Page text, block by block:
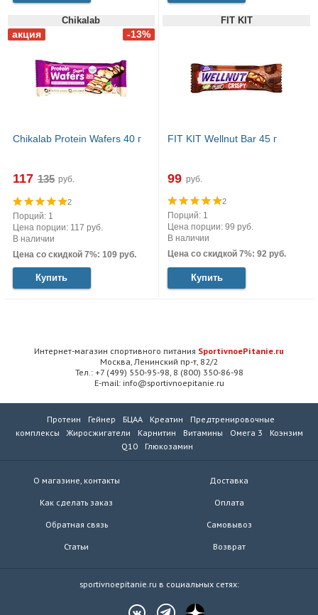
Chikalab
Chikalab Protein Wafers 40 г
117 руб.
2
Порций: 1
Цена порции: 117 руб.
В наличии
Цена со скидкой 7%: 109 руб.
Купить
FIT KIT
FIT KIT Wellnut Bar 45 г
99 руб.
2
Порций: 1
Цена порции: 99 руб.
В наличии
Цена со скидкой 7%: 92 руб.
Купить
Интернет-магазин спортивного питания SportivnoePitanie.ru
Москва, Ленинский пр-т, 82/2
Тел.: +7 (499) 550-95-98, 8 (800) 350-86-98
E-mail: info@sportivnoepitanie.ru
Протеин Гейнер БЦАА Креатин
Предтренировочные
комплексы
Жиросжигатели Карнитин Витамины Омега 3
Коэнзим
Q10
Глюкозамин
О магазине, контакты
Как сделать заказ
Обратная связь
Статьи
Доставка
Оплата
Самовывоз
Возврат
sportivnoepitanie.ru в социальных сетях: